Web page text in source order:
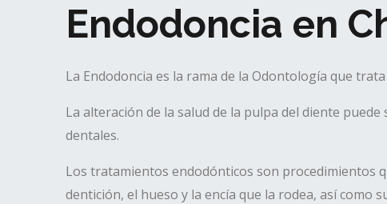
Endodoncia en
La Endodoncia es la rama de la Odontología que
La alteración de la salud de la pulpa del diente
dentales.
Los tratamientos endodónticos son procedimientos
dentición, el hueso y la encía que la rodea, así como